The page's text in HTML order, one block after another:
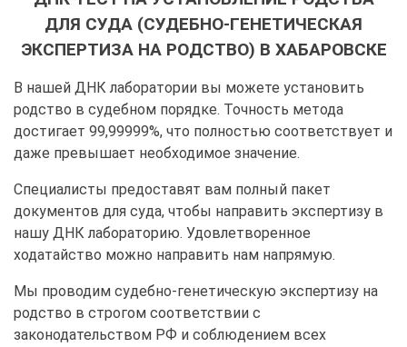
ДЛЯ СУДА (СУДЕБНО-ГЕНЕТИЧЕСКАЯ
ЭКСПЕРТИЗА НА РОДСТВО) В ХАБАРОВСКЕ
В нашей ДНК лаборатории вы можете установить
родство в судебном порядке. Точность метода
достигает 99,99999%, что полностью соответствует и
даже превышает необходимое значение.
Специалисты предоставят вам полный пакет
документов для суда, чтобы направить экспертизу в
нашу ДНК лабораторию. Удовлетворенное
ходатайство можно направить нам напрямую.
Мы проводим судебно-генетическую экспертизу на
родство в строгом соответствии с
законодательством РФ и соблюдением всех